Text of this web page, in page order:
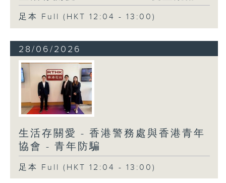
足本 Full (HKT 12:04 - 13:00)
28/06/2026
生活存關愛 - 香港警務處與香港青年
協會 - 青年防騙
足本 Full (HKT 12:04 - 13:00)